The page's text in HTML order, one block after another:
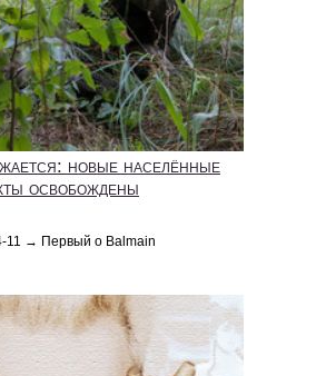
новые населённые
освобождены
11 → Первый о Balmain